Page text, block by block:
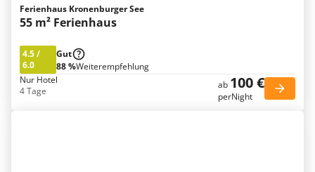
Ferienhaus Kronenburger See
55 m² Ferienhaus
4.5/
6.0
Gut
88 %Weiterempfehlung
Nur Hotel
4 Tage
ab 100 €
perNight